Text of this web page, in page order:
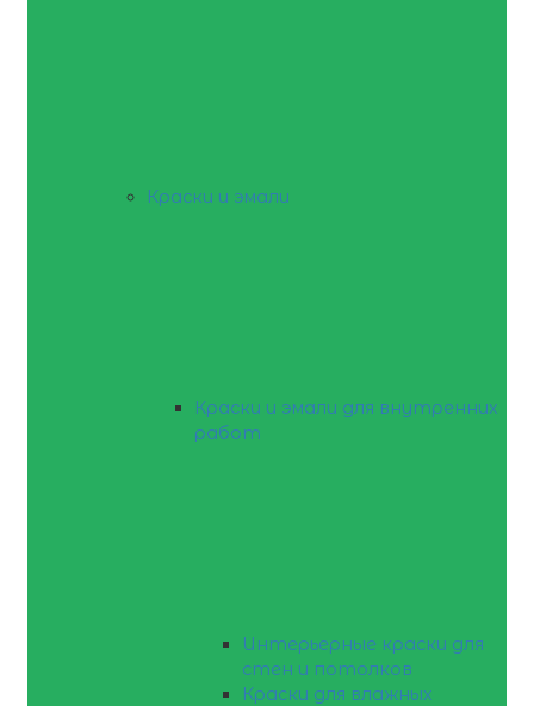
Краски и эмали
Краски и эмали для внутренних
работ
Интерьерные краски для
стен и потолков
Краски для влажных